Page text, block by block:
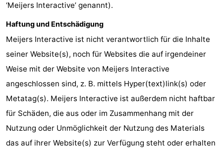
Nieuwpoort
-
Oostduinkerke
aan
zee
-
Westende
Hotels
Zimmer
(mit
Frühstück)
Lastminutes
Strand
Sehen
‘Meijers Interactive’ genannt).
Haftung und Entschädigung
Meijers Interactive ist nicht verantwortlich für die Inhalte
seiner Website(s), noch für Websites die auf irgendeiner
Weise mit der Website von Meijers Interactive
angeschlossen sind, z. B. mittels Hyper(text)link(s) oder
Metatag(s). Meijers Interactive ist außerdem nicht haftbar
für Schäden, die aus oder im Zusammenhang mit der
Nutzung oder Unmöglichkeit der Nutzung des Materials
das auf ihrer Website(s) zur Verfügung steht oder erhalten